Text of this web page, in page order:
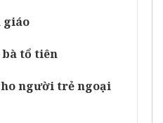
giáo
tổ tiên
người trẻ ngoại